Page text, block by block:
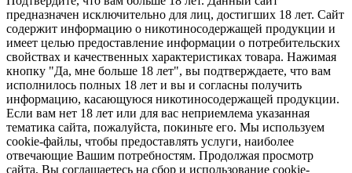
предназначен исключительно для лиц, достигших 18 лет. Сайт
содержит информацию о никотиносодержащей продукции и
имеет целью предоставление информации о потребительских
свойствах и качественных характеристиках товара. Нажимая
кнопку "Да, мне больше 18 лет", вы подтверждаете, что вам
исполнилось полных 18 лет и вы и согласны получить
информацию, касающуюся никотиносодержащей продукции.
Если вам нет 18 лет или для вас неприемлема указанная
тематика сайта, пожалуйста, покиньте его. Мы используем
cookie-файлы, чтобы предоставлять услуги, наиболее
отвечающие Вашим потребностям. Продолжая просмотр
сайта, Вы соглашаетесь на сбор и использование cookie-